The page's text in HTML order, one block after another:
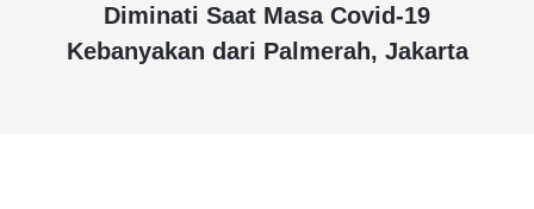
Diminati Saat Masa Covid-19
Kebanyakan dari Palmerah, Jakarta